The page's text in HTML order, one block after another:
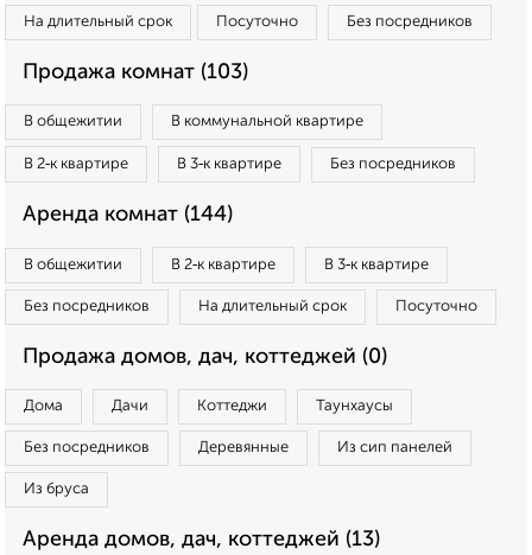
На длительный срок Посуточно Без посредников
Продажа комнат (103)
В общежитии В коммунальной квартире
В 2‑к квартире В 3‑к квартире Без посредников
Аренда комнат (144)
В общежитии В 2‑к квартире В 3‑к квартире
Без посредников На длительный срок Посуточно
Продажа домов, дач, коттеджей (0)
Дома Дачи Коттеджи Таунхаусы
Без посредников Деревянные Из сип панелей
Из бруса
Аренда домов, дач, коттеджей (13)